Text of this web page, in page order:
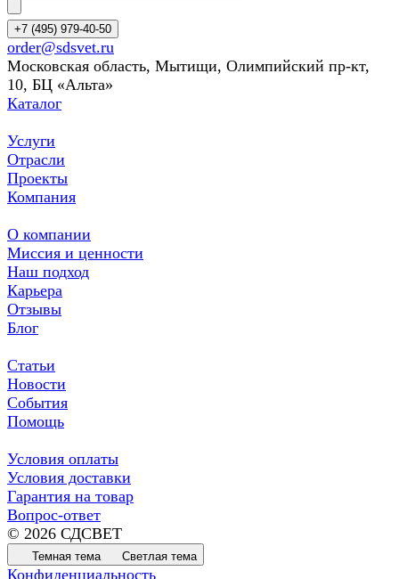
+7 (495) 979-40-50
order@sdsvet.ru
Московская область, Мытищи, Олимпийский пр-кт,
10, БЦ «Альта»
Каталог
Услуги
Отрасли
Проекты
Компания
О компании
Миссия и ценности
Наш подход
Карьера
Отзывы
Блог
Статьи
Новости
События
Помощь
Условия оплаты
Условия доставки
Гарантия на товар
Вопрос-ответ
© 2026 СДСВЕТ
Темная тема Светлая тема
Конфиденциальность